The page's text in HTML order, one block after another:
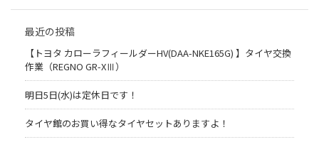
最近の投稿
【トヨタ カローラフィールダーHV(DAA-NKE165G) 】タイヤ交換
作業（REGNO GR-XⅢ）
明日5日(水)は定休日です！
タイヤ館のお買い得なタイヤセットありますよ！